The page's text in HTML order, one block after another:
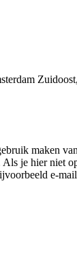
maken
je hier niet
e-